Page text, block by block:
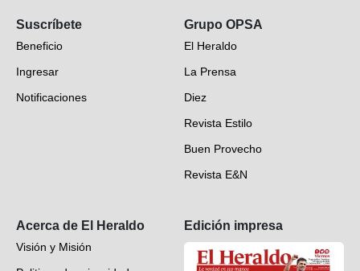
EH Verifica
Fotogalerías
Deportes
Videos
Suscríbete
Beneficio
Ingresar
Notificaciones
Grupo OPSA
El Heraldo
La Prensa
Diez
Revista Estilo
Buen Provecho
Revista E&N
Acerca de El Heraldo
Visión y Misión
Edición impresa